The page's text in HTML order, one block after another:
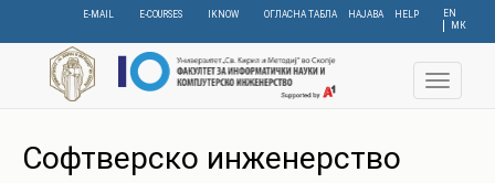
content
EN
МК
E-MAIL E-COURSES IKNOW ОГЛАСНА ТАБЛА НАЈАВА HELP
Toggle
Софтверско инженерство